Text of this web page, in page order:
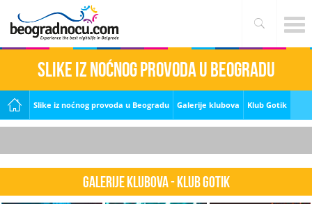
Slike iz noćnog provoda u Beogradu
Slike iz noćnog provoda u Beogradu Galerije klubova Klub Gotik
Galerije klubova - Klub Gotik